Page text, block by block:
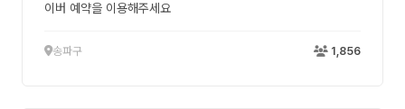
이버 예약을 이용해주세요
송파구 1,856